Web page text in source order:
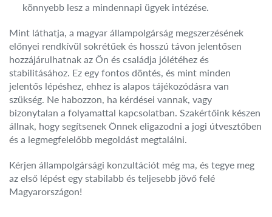
könnyebb lesz a mindennapi ügyek intézése.
Mint láthatja, a magyar állampolgárság megszerzésének
előnyei rendkívül sokrétűek és hosszú távon jelentősen
hozzájárulhatnak az Ön és családja jólétéhez és
stabilitásához. Ez egy fontos döntés, és mint minden
jelentős lépéshez, ehhez is alapos tájékozódásra van
szükség. Ne habozzon, ha kérdései vannak, vagy
bizonytalan a folyamattal kapcsolatban. Szakértőink készen
állnak, hogy segítsenek Önnek eligazodni a jogi útvesztőben
és a legmegfelelőbb megoldást megtalálni.
Kérjen állampolgársági konzultációt még ma, és tegye meg
az első lépést egy stabilabb és teljesebb jövő felé
Magyarországon!